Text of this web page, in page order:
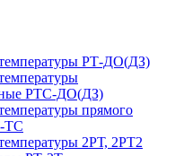
РТ-ДО(ДЗ)
РТС-ДО(ДЗ)
прямого
ТС
2РТ, 2РT2